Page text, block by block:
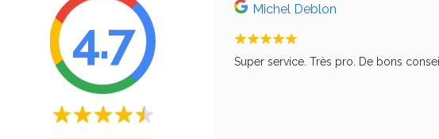
4.7
le disait ma grand-mère, qu'il faut
Michel Deblon
Super service. Très pro. De bons